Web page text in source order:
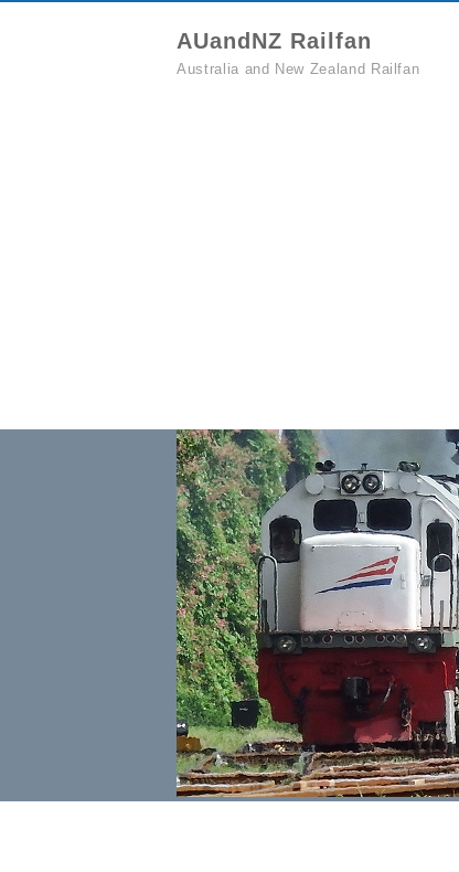
AUandNZ Railfan
Australia and New Zealand Railfan